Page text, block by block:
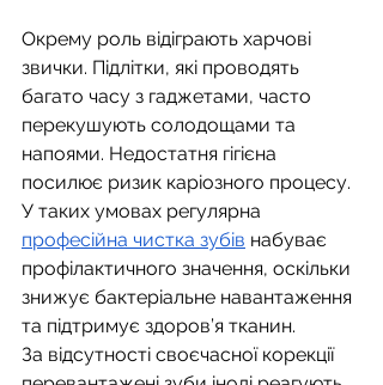
Окрему роль відіграють харчові
звички. Підлітки, які проводять
багато часу з гаджетами, часто
перекушують солодощами та
напоями. Недостатня гігієна
посилює ризик каріозного процесу.
У таких умовах регулярна
професійна чистка зубів набуває
профілактичного значення, оскільки
знижує бактеріальне навантаження
та підтримує здоров’я тканин.
За відсутності своєчасної корекції